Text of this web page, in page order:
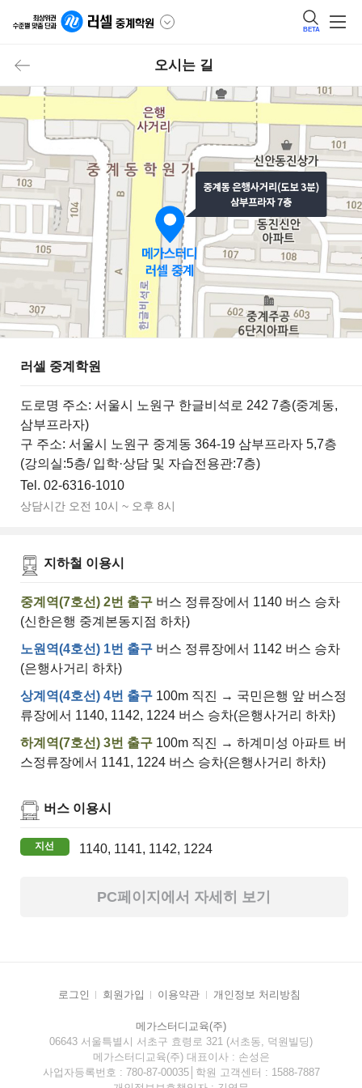
BETA
오시는 길
러셀 중계학원
도로명 주소: 서울시 노원구 한글비석로 242 7층(중계동,
삼부프라자)
구 주소: 서울시 노원구 중계동 364-19 삼부프라자 5,7층
(강의실:5층/ 입학·상담 및 자습전용관:7층)
Tel. 02-6316-1010
상담시간 오전 10시 ~ 오후 8시
지하철 이용시
중계역(7호선) 2번 출구버스 정류장에서 1140 버스 승차
(신한은행 중계본동지점 하차)
노원역(4호선) 1번 출구버스 정류장에서 1142 버스 승차
(은행사거리 하차)
상계역(4호선) 4번 출구100m 직진 → 국민은행 앞 버스정
류장에서 1140, 1142, 1224 버스 승차(은행사거리 하차)
하계역(7호선) 3번 출구100m 직진 → 하계미성 아파트 버
스정류장에서 1141, 1224 버스 승차(은행사거리 하차)
버스 이용시
지선 1140, 1141, 1142, 1224
PC페이지에서 자세히 보기
로그인 회원가입 이용약관 개인정보 처리방침
메가스터디교육(주)
06643 서울특별시 서초구 효령로 321 (서초동, 덕원빌딩)
메가스터디교육(주) 대표이사 : 손성은
사업자등록번호 : 780-87-00035│학원 고객센터 : 1588-7887